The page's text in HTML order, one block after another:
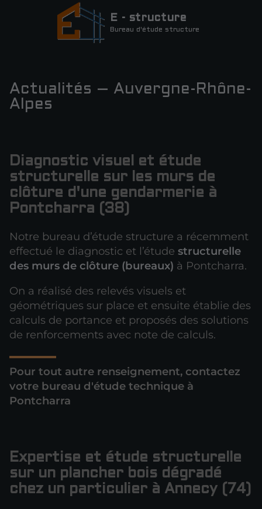
E - structure
Bureau d'étude structure
Actualités – Auvergne-Rhône-
Alpes
Diagnostic visuel et étude
structurelle sur les murs de
clôture d'une gendarmerie à
Pontcharra (38)
Notre bureau d’étude structure a récemment
effectué le diagnostic et l’étude structurelle
des murs de clôture (bureaux) à Pontcharra.
On a réalisé des relevés visuels et
géométriques sur place et ensuite établie des
calculs de portance et proposés des solutions
de renforcements avec note de calculs.
Pour tout autre renseignement, contactez
votre bureau d'étude technique à
Pontcharra
Expertise et étude structurelle
sur un plancher bois dégradé
chez un particulier à Annecy (74)